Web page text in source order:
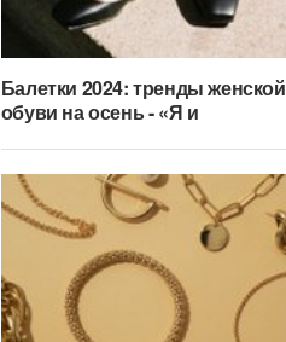
Балетки 2024: тренды женской
обуви на осень - «Я и